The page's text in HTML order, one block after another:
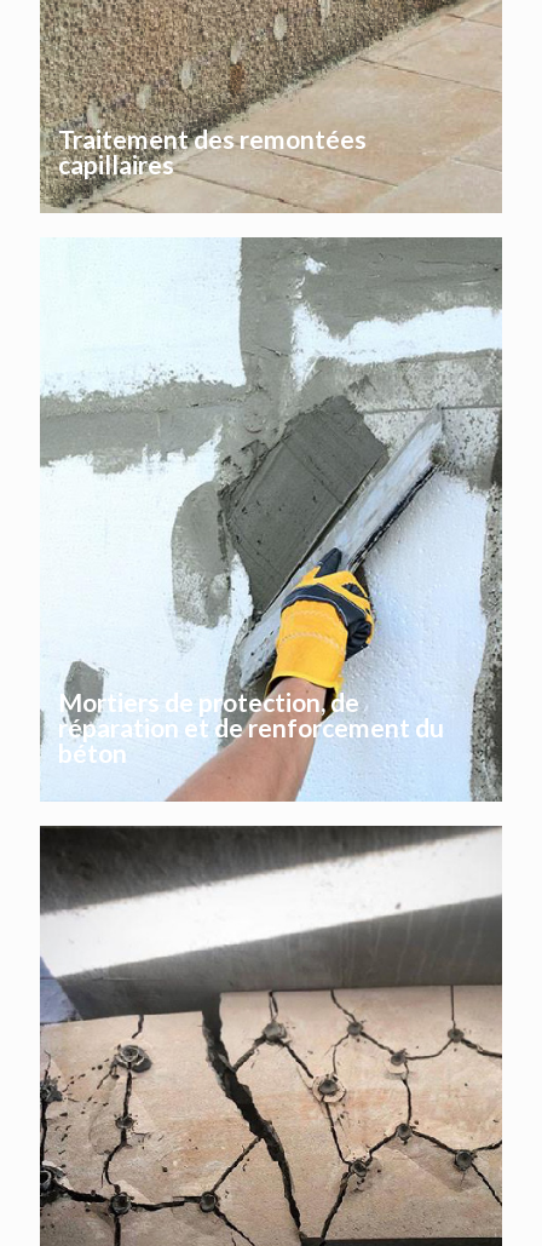
Traitement des remontées
capillaires
Mortiers de protection, de
réparation et de renforcement du
béton